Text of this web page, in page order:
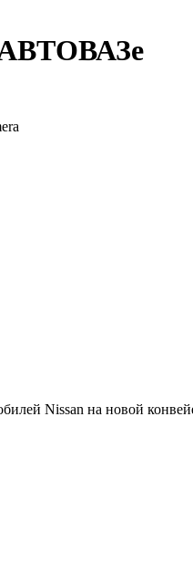
АВТОВАЗе
Nissan на новой